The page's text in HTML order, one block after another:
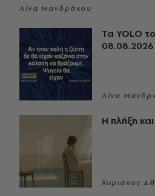
Λίνα Μανδράκου
Τα YOLO
08.08.2026
Λίνα
Η πλήξη
Κυριάκος